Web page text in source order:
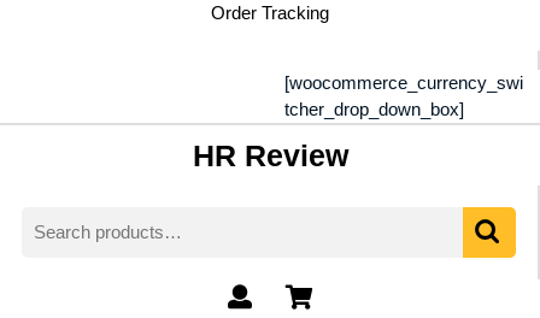
Order Tracking
[woocommerce_currency_swi
tcher_drop_down_box]
HR Review
for:
My
shopping